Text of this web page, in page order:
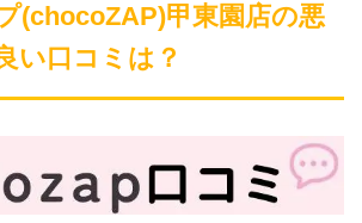
(chocoZAP)甲東園店の悪
い口コミは？